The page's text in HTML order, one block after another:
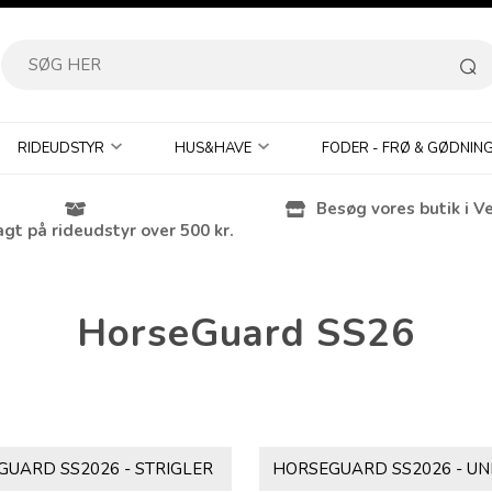
RIDEUDSTYR HUS&HAVE FODER - FRØ &
på rideudstyr over 500 kr.
Besøg vores butik i
HorseGuard SS26
SS2026 - STRIGLER HORSEGUARD SS2026 -